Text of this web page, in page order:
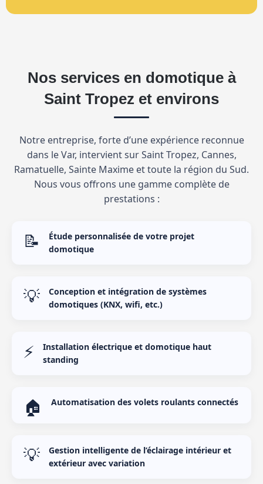
Nos services en domotique à
Saint Tropez et environs
Notre entreprise, forte d’une expérience reconnue
dans le Var, intervient sur Saint Tropez, Cannes,
Ramatuelle, Sainte Maxime et toute la région du Sud.
Nous vous offrons une gamme complète de
prestations :
📝
Étude personnalisée de votre projet
domotique
💡
Conception et intégration de systèmes
domotiques (KNX, wifi, etc.)
⚡
Installation électrique et domotique haut
standing
🏠 Automatisation des volets roulants connectés
💡
Gestion intelligente de l’éclairage intérieur et
extérieur avec variation